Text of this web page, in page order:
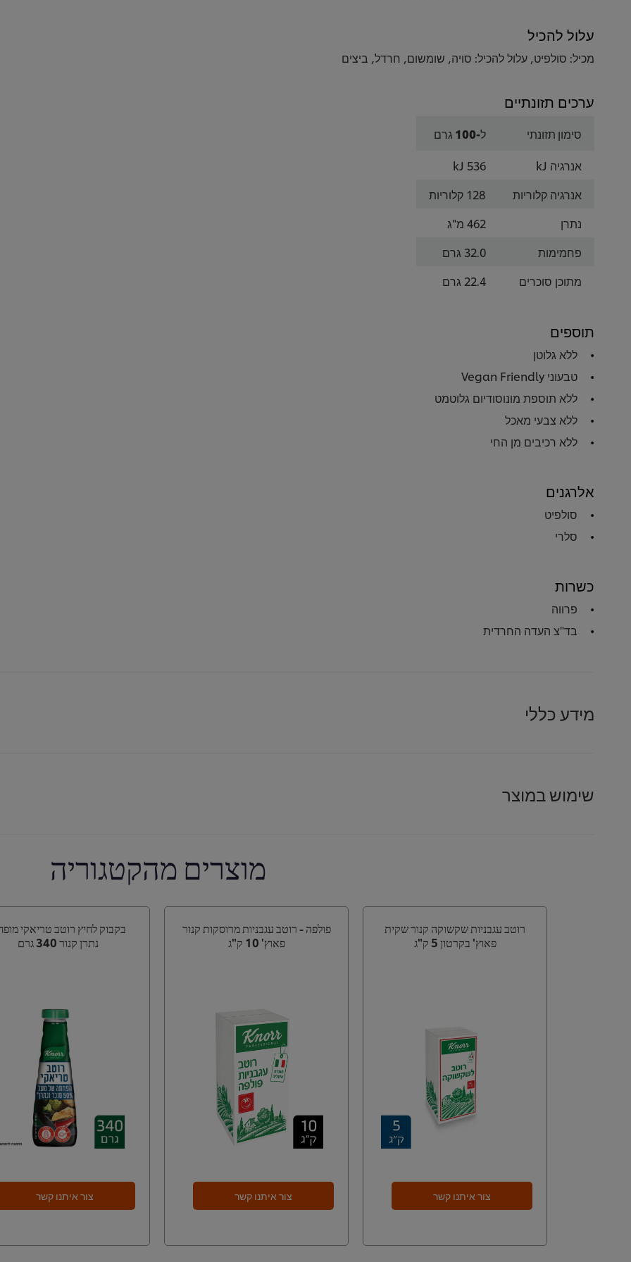
עלול להכיל
מכיל: סולפיט, עלול להכיל: סויה, שומשום, חרדל, ביצים
ערכים תזונתיים
סימון תזונתי
ל-100 גרם
אנרגיה kJ
536 kJ
אנרגיה קלוריות
128 קלוריות
נתרן
462 מ"ג
פחמימות
32.0 גרם
מתוכן סוכרים
22.4 גרם
תוספים
ללא גלוטן
טבעוני Vegan Friendly
ללא תוספת מונוסודיום גלוטמט
ללא צבעי מאכל
ללא רכיבים מן החי
אלרגנים
סולפיט
סלרי
כשרות
פרווה
בד"צ העדה החרדית
מידע כללי
שימוש במוצר
מוצרים מהקטגוריה
רוטב עגבניות שקשוקה קנור שקית
פאוץ' בקרטון 5 ק"ג
צור איתנו קשר
פולפה - רוטב עגבניות מרוסקות קנור
פאוץ' 10 ק"ג
צור איתנו קשר
בקבוק לחיץ רוטב טריאקי
נתרן קנור 340 גרם
צור איתנו קשר